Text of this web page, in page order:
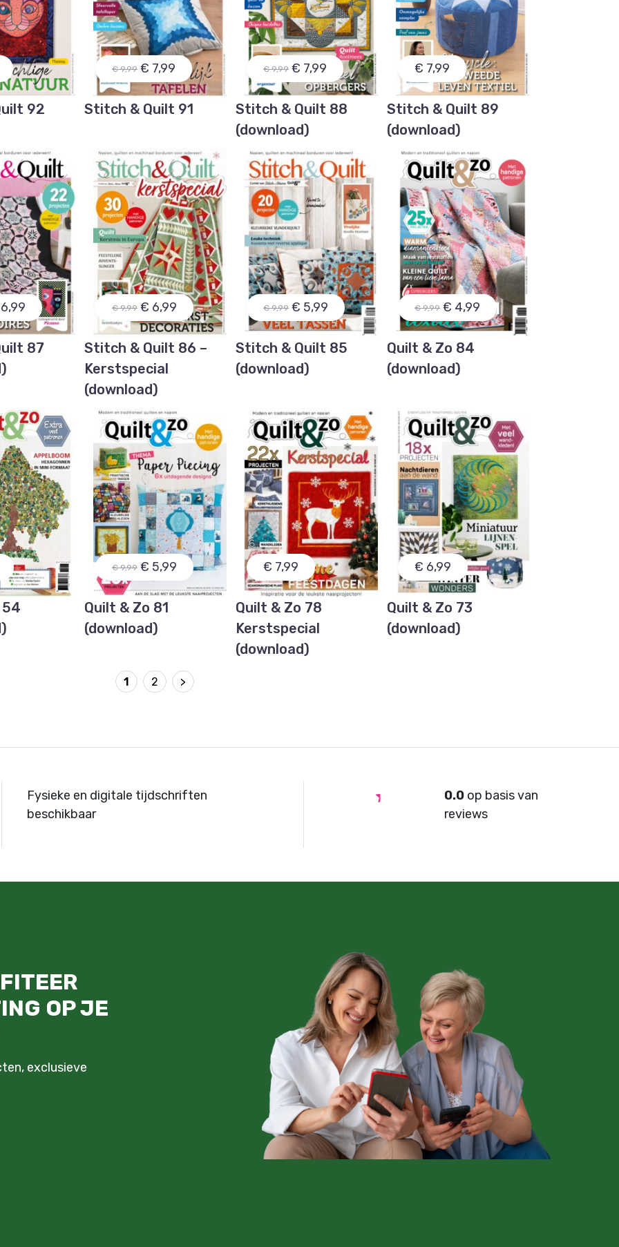
92
€ 9,99 € 7,99
Stitch & Quilt 91
€ 9,99 € 7,99
Stitch & Quilt 88
(download)
€ 7,99
Stitch & Quilt 89
(download)
87
€ 9,99 € 6,99
Stitch & Quilt 86 –
Kerstspecial
(download)
€ 9,99 € 5,99
Stitch & Quilt 85
(download)
€ 9,99 € 4,99
Quilt & Zo 84
(download)
54
€ 9,99 € 5,99
Quilt & Zo 81
(download)
€ 7,99
Quilt & Zo 78
Kerstspecial
(download)
€ 6,99
Quilt & Zo 73
(download)
1 2 >
Fysieke en digitale tijdschriften
beschikbaar
0.0op basis van
reviews
OP JE
exclusieve